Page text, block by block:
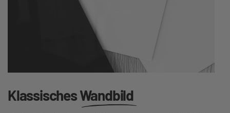
KlassischesWandbild